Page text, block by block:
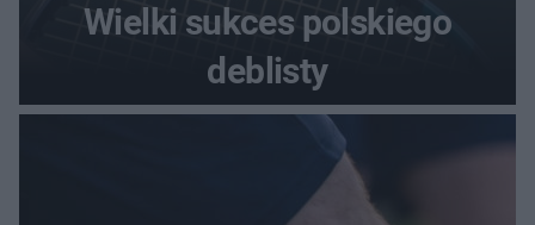
Wielki sukces polskiego
deblisty